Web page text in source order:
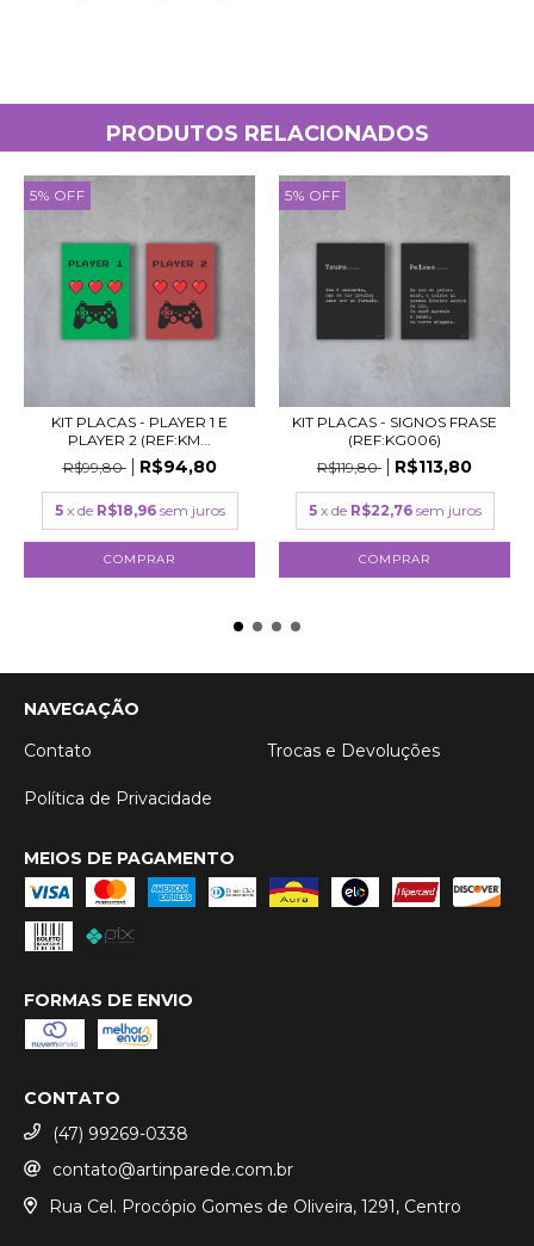
PRODUTOS RELACIONADOS
5% OFF
KIT PLACAS - PLAYER 1 E
PLAYER 2 (REF:KM...
R$99,80
R$94,80
5 x de R$18,96 sem juros
COMPRAR
5% OFF
KIT PLACAS - SIGNOS FRASE
(REF:KG006)
R$119,80
R$113,80
5 x de R$22,76 sem juros
COMPRAR
NAVEGAÇÃO
Contato
Trocas e Devoluções
Política de Privacidade
MEIOS DE PAGAMENTO
FORMAS DE ENVIO
CONTATO
(47) 99269-0338
contato@artinparede.com.br
Rua Cel. Procópio Gomes de Oliveira, 1291, Centro